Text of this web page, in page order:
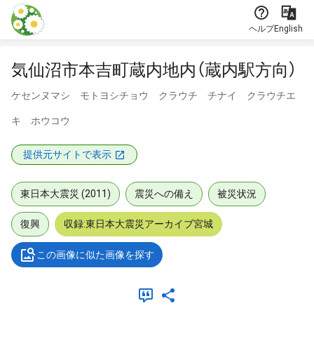
本文に飛ぶ
ヘルプEnglish
気仙沼市本吉町蔵内地内（蔵内駅方向）
ケセンヌマシ モトヨシチョウ クラウチ チナイ クラウチエ
キ ホウコウ
提供元サイトで表示
東日本大震災 (2011) 震災への備え 被災状況
復興 収録:東日本大震災アーカイブ宮城
この画像に似た画像を探す